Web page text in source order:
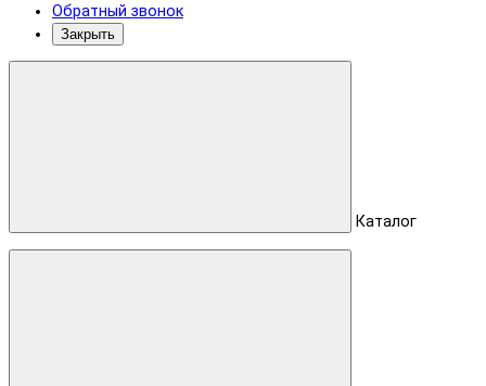
Обратный звонок
Закрыть
Каталог